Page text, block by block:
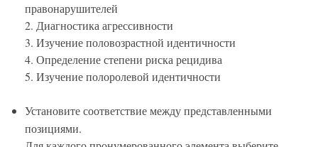
правонарушителей
2. Диагностика агрессивности
3. Изучение половозрастной идентичности
4. Определение степени риска рецидива
5. Изучение полоролевой идентичности
Установите соответствие между представленными
позициями.